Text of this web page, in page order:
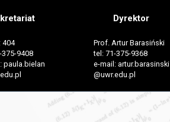
404
375-9408
paula.bielan
Dyrektor
Prof. Artur Barasiński
tel: 71-375-9368
e-mail: artur.barasinski
@uwr.edu.pl